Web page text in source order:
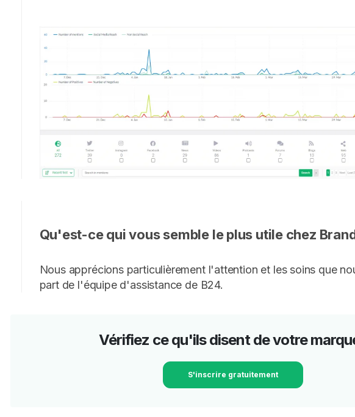
Qu'est-ce qui vous semble le plus utile chez
Nous apprécions particulièrement l'attention et les soins que
part de l'équipe d'assistance de B24.
Vérifiez ce qu'ils disent de votre
S'inscrire gratuitement